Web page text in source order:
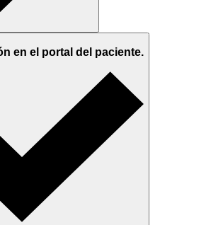
en el portal del paciente.